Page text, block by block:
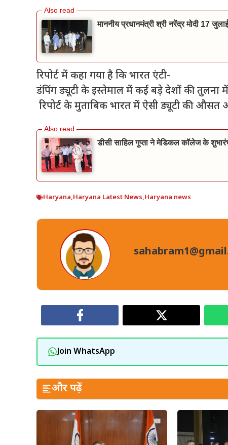
माननीय प्रधानमंत्री श्री नरेंद्र मोदी 17
रिपोर्ट में कहा गया है कि भारत एंटी-
डंपिंग ड्यूटी के इस्तेमाल में कई बड़े देशों की तुलना
रिपोर्ट के मुताबिक भारत में ऐसी ड्यूटी की
डीसी साहिल गुप्ता ने मेडिकल कॉलेज के
Haryana,Haryana Latest News,Haryana news
Join WhatsApp
और पढ़ें